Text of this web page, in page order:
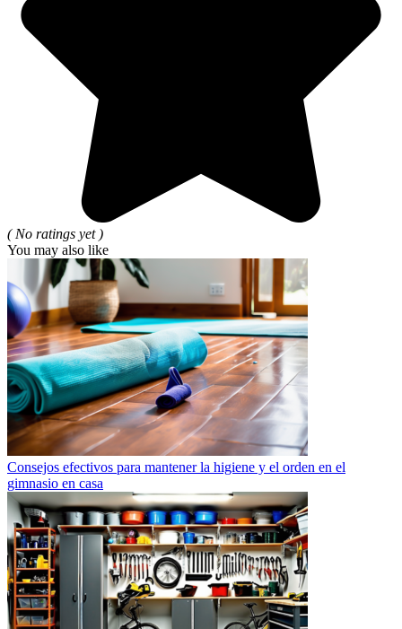
( No ratings yet )
You may also like
Consejos efectivos para mantener la higiene y el orden en el
gimnasio en casa